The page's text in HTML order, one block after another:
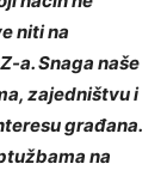
niti na
a. Snaga naše
zajedništvu i
građana.
na